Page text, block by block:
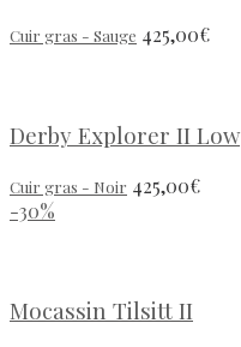
Cuir gras - Sauge 425,00€
Derby Explorer II Low
Cuir gras - Noir 425,00€
-30%
Mocassin Tilsitt II